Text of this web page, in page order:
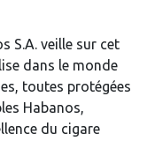
S.A. veille sur cet
dans le monde
toutes protégées
Habanos,
du cigare